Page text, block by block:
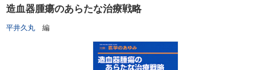
造血器腫瘍のあらたな治療戦略
平井久丸 編